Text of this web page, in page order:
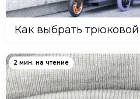
Как выбрать
2 мин. на чтение